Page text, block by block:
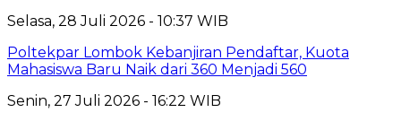
Selasa, 28 Juli 2026 - 10:37 WIB
Poltekpar Lombok Kebanjiran Pendaftar, Kuota
Mahasiswa Baru Naik dari 360 Menjadi 560
Senin, 27 Juli 2026 - 16:22 WIB